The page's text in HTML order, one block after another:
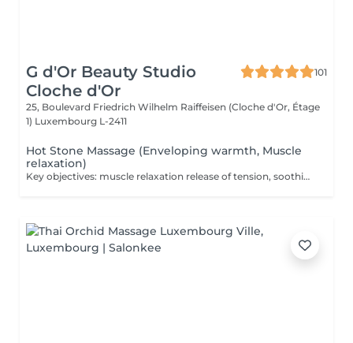
G d'Or Beauty Studio
Cloche d'Or
101
25, Boulevard Friedrich Wilhelm Raiffeisen (Cloche d'Or, Étage
1) Luxembourg L-2411
Hot Stone Massage (Enveloping warmth, Muscle
relaxation)
Key objectives: muscle relaxation release of tension, soothing warmth and deep relaxation An enveloping massage performed with heated volcanic stones, carefully placed on key points of the body and used to deliver slow, flowing movements. The gentle, penetrating warmth gradually reaches deep into the tissues, softens contracted areas, and eases muscular tension. A true thermotherapy ritual, this treatment harnesses the therapeutic benefits of heat to stimulate circulation, support tissue oxygenation, and soothe accumulated tension. It provides an immediate sense of comfort and balance, making it ideal during periods of fatigue or whenever the body needs to be deeply warmed and revitalized. Recommended frequency: Occasionally, or every 2 to 3 weeks as part of a regular maintenance routine.